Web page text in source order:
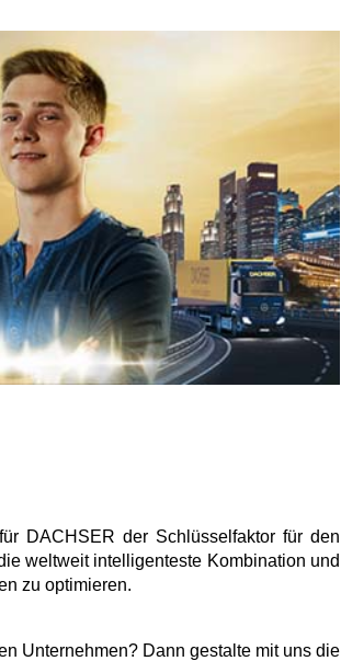
DACHSER der Schlüsselfaktor für den
weltweit intelligenteste Kombination und
zu optimieren.
Unternehmen? Dann gestalte mit uns die